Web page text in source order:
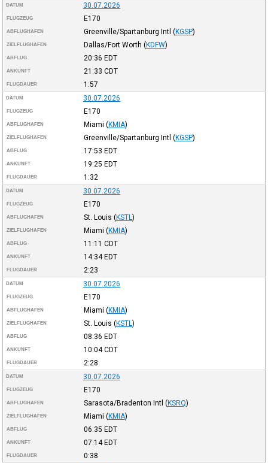
DATUM 30.07.2026
FLUGZEUG E170
ABFLUGHAFEN Greenville/Spartanburg Intl (KGSP)
ZIELFLUGHAFEN Dallas/Fort Worth (KDFW)
ABFLUG 20:36 EDT
ANKUNFT 21:33 CDT
FLUGDAUER 1:57
DATUM 30.07.2026
FLUGZEUG E170
ABFLUGHAFEN Miami (KMIA)
ZIELFLUGHAFEN Greenville/Spartanburg Intl (KGSP)
ABFLUG 17:53 EDT
ANKUNFT 19:25 EDT
FLUGDAUER 1:32
DATUM 30.07.2026
FLUGZEUG E170
ABFLUGHAFEN St. Louis (KSTL )
ZIELFLUGHAFEN Miami (KMIA)
ABFLUG 11:11 CDT
ANKUNFT 14:34EDT
FLUGDAUER 2:23
DATUM 30.07.2026
FLUGZEUG E170
ABFLUGHAFEN Miami (KMIA)
ZIELFLUGHAFEN St. Louis (KSTL )
ABFLUG 08:36 EDT
ANKUNFT 10:04CDT
FLUGDAUER 2:28
DATUM 30.07.2026
FLUGZEUG E170
ABFLUGHAFEN Sarasota/Bradenton Intl (KSRQ)
ZIELFLUGHAFEN Miami (KMIA)
ABFLUG 06:35 EDT
ANKUNFT 07:14EDT
FLUGDAUER 0:38